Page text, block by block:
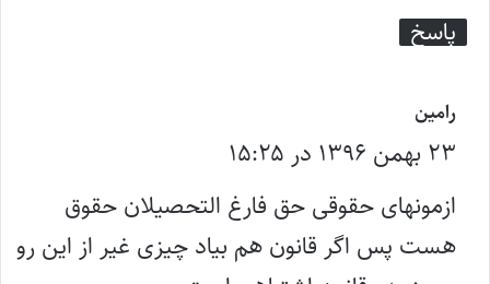
پاسخ
رامین
ف
ت
:
۲۳ بهمن ۱۳۹۶ در ۱۵:۲۵
ازمونهای حقوقی حق فارغ التحصیلان حقوق
هست پس اگر قانون هم بیاد چیزی غیر از این رو